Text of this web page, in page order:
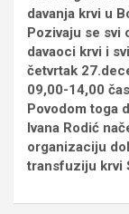
davanja krvi u
Pozivaju se svi
davaoci krvi i
četvrtak
09,00-14,00
Povodom toga
Ivana Rodić
organizaciju
transfuziju krvi